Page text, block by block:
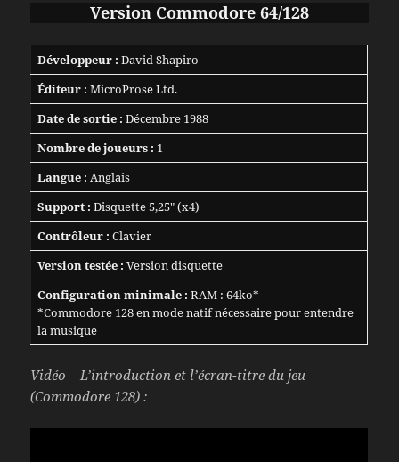
Version Commodore 64/128
Développeur : David Shapiro
Éditeur : MicroProse Ltd.
Date de sortie : Décembre 1988
Nombre de joueurs : 1
Langue : Anglais
Support : Disquette 5,25″ (x4)
Contrôleur : Clavier
Version testée : Version disquette
Configuration minimale : RAM : 64ko*
*Commodore 128 en mode natif nécessaire pour entendre
la musique
Vidéo – L’introduction et l’écran-titre du jeu
(Commodore 128) :